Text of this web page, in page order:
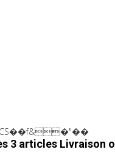
3 articles Livraison